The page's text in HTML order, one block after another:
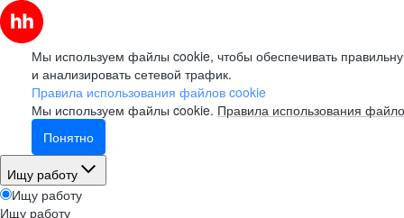
Мы используем файлы cookie, чтобы обеспечивать
и анализировать сетевой трафик.
Правила использования файлов cookie
Мы используем файлы cookie. Правила использования
Понятно
Ищу работу
Ищу работу
Ищу работу